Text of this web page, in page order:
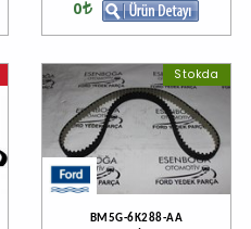
0
Stokda
BM5G-6K288-AA